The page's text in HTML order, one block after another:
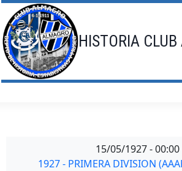
Saltar
al
contenido
HISTORIA
15/05/1927 - 00:00
1927 - PRIMERA DIVISION